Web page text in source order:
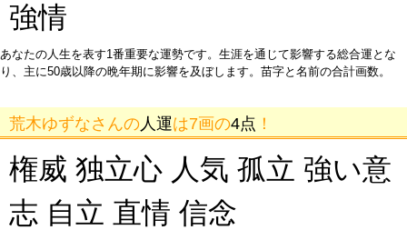
強情
あなたの人生を表す1番重要な運勢です。生涯を通じて影響する総合運とな
り、主に50歳以降の晩年期に影響を及ぼします。苗字と名前の合計画数。
荒木ゆずなさんの 人運は7画の4点 ！
権威 独立心 人気 孤立 強い意
志 自立 直情 信念